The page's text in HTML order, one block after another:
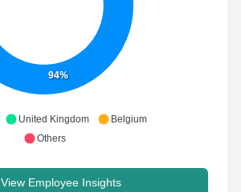
94%
United Kingdom
Belgium
Others
View Employee Insights